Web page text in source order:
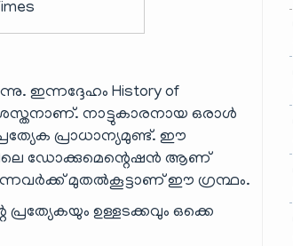
ഇന്നദ്ദേഹം History of
നാട്ടുകാരനായ ഒരാൾ
പ്രാധാന്യമുണ്ട്. ഈ
ഡോക്കുമെന്റെഷൻ ആണ്
മുതൽകൂട്ടാണ് ഈ ഗ്രന്ഥം.
ഉള്ളടക്കവും ഒക്കെ